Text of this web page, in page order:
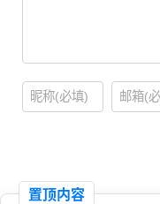
置顶内容